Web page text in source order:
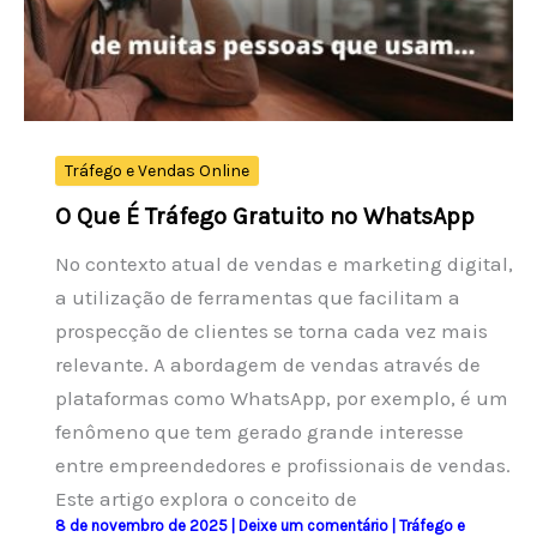
Tráfego e Vendas Online
O Que É Tráfego Gratuito no WhatsApp
No contexto atual de vendas e marketing digital,
a utilização de ferramentas que facilitam a
prospecção de clientes se torna cada vez mais
relevante. A abordagem de vendas através de
plataformas como WhatsApp, por exemplo, é um
fenômeno que tem gerado grande interesse
entre empreendedores e profissionais de vendas.
Este artigo explora o conceito de
8 de novembro de 2025 Deixe um comentário
Tráfego e